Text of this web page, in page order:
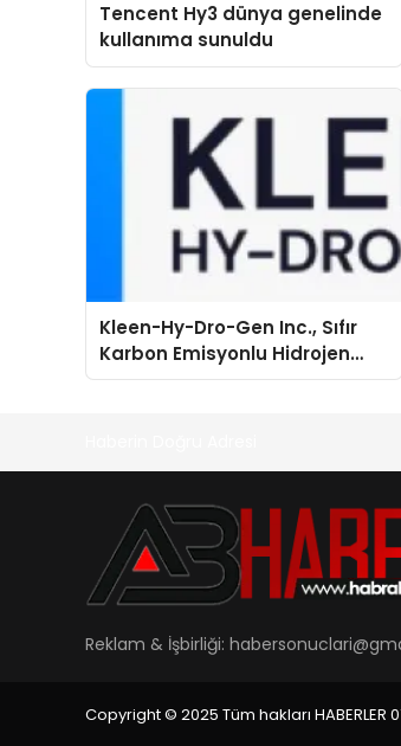
Tencent Hy3 dünya genelinde
kullanıma sunuldu
Kleen-Hy-Dro-Gen Inc., Sıfır
Karbon Emisyonlu Hidrojen
Isıtma Teknolojisinde ISO ve
Reklam & İşbirliği:
Copyright © 2025 Tüm hakları HABERLER